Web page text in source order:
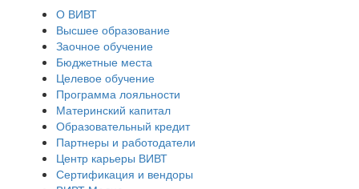
О ВИВТ
Высшее образование
Заочное обучение
Бюджетные места
Целевое обучение
Программа лояльности
Материнский капитал
Образовательный кредит
Партнеры и работодатели
Центр карьеры ВИВТ
Сертификация и вендоры